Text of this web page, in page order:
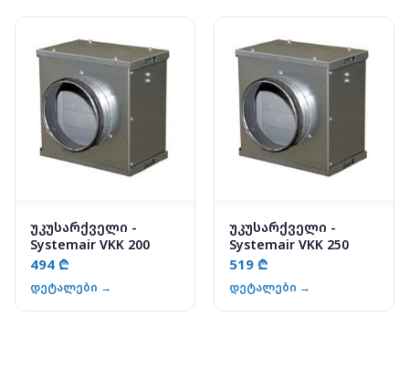
უკუსარქველი -
Systemair VKK 200
494 ₾
დეტალები →
უკუსარქველი -
Systemair VKK 250
519 ₾
დეტალები →